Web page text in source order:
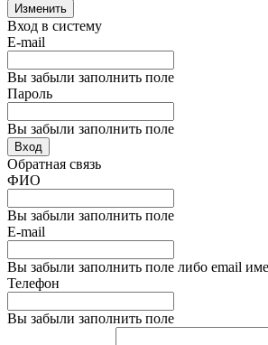
Изменить
Вход в систему
E-mail
Вы забыли заполнить поле
Пароль
Вы забыли заполнить поле
Вход
Обратная связь
ФИО
Вы забыли заполнить поле
E-mail
Вы забыли заполнить поле либо email
Телефон
Вы забыли заполнить поле